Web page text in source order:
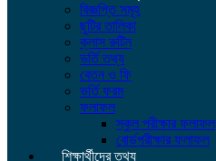
বিজ্ঞপ্তি সমূহ
ছুটির তালিকা
ক্লাস রুটিন
ভর্তি তথ্য
বেতন ও ফি
ভর্তি ফরম
ফলাফল
স্কুল পরীক্ষার ফলাফল
বোর্ডপরীক্ষার ফলাফল
শিক্ষার্থীদের তথ্য